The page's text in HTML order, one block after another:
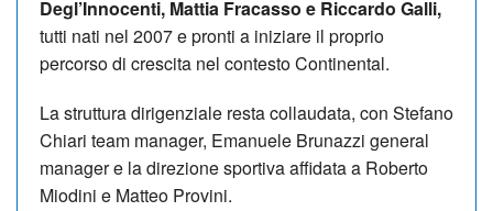
Degl’Innocenti, Mattia Fracasso e Riccardo Galli,
tutti nati nel 2007 e pronti a iniziare il proprio
percorso di crescita nel contesto Continental.
La struttura dirigenziale resta collaudata, con Stefano
Chiari team manager, Emanuele Brunazzi general
manager e la direzione sportiva affidata a Roberto
Miodini e Matteo Provini.